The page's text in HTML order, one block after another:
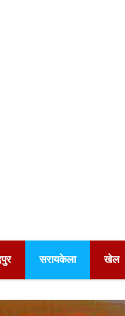
सरायकेला खेल